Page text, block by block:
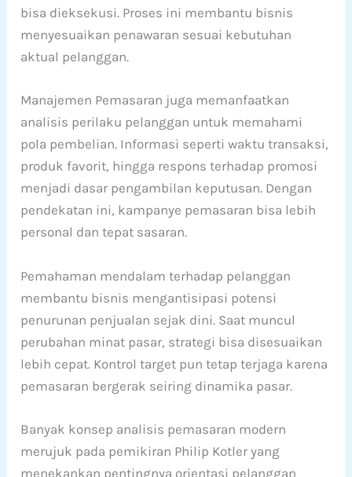
bisa dieksekusi. Proses ini membantu bisnis
menyesuaikan penawaran sesuai kebutuhan
aktual pelanggan.
Manajemen Pemasaran juga memanfaatkan
analisis perilaku pelanggan untuk memahami
pola pembelian. Informasi seperti waktu transaksi,
produk favorit, hingga respons terhadap promosi
menjadi dasar pengambilan keputusan. Dengan
pendekatan ini, kampanye pemasaran bisa lebih
personal dan tepat sasaran.
Pemahaman mendalam terhadap pelanggan
membantu bisnis mengantisipasi potensi
penurunan penjualan sejak dini. Saat muncul
perubahan minat pasar, strategi bisa disesuaikan
lebih cepat. Kontrol target pun tetap terjaga karena
pemasaran bergerak seiring dinamika pasar.
Banyak konsep analisis pemasaran modern
merujuk pada pemikiran Philip Kotler yang
menekankan pentingnya orientasi pelanggan